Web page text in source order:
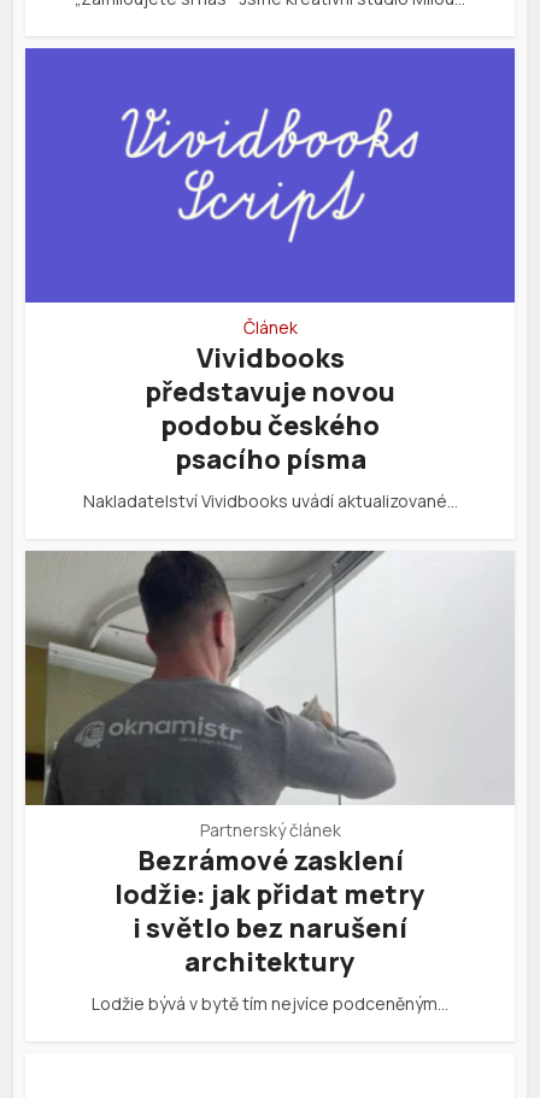
Článek
Vividbooks
představuje novou
podobu českého
psacího písma
Nakladatelství Vividbooks uvádí aktualizované…
Partnerský článek
Bezrámové zasklení
lodžie: jak přidat metry
i světlo bez narušení
architektury
Lodžie bývá v bytě tím nejvíce podceněným…